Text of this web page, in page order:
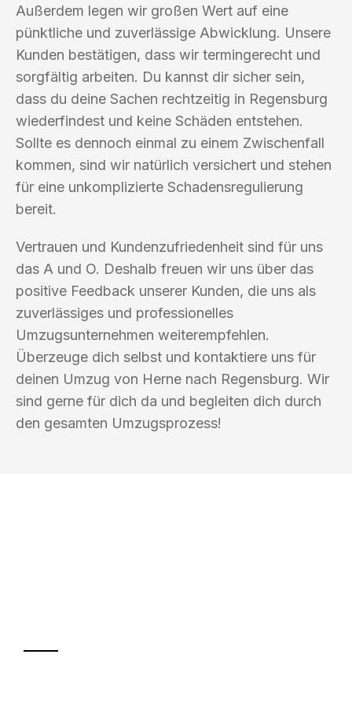
Außerdem legen wir großen Wert auf eine
pünktliche und zuverlässige Abwicklung. Unsere
Kunden bestätigen, dass wir termingerecht und
sorgfältig arbeiten. Du kannst dir sicher sein,
dass du deine Sachen rechtzeitig in Regensburg
wiederfindest und keine Schäden entstehen.
Sollte es dennoch einmal zu einem Zwischenfall
kommen, sind wir natürlich versichert und stehen
für eine unkomplizierte Schadensregulierung
bereit.
Vertrauen und Kundenzufriedenheit sind für uns
das A und O. Deshalb freuen wir uns über das
positive Feedback unserer Kunden, die uns als
zuverlässiges und professionelles
Umzugsunternehmen weiterempfehlen.
Überzeuge dich selbst und kontaktiere uns für
deinen Umzug von Herne nach Regensburg. Wir
sind gerne für dich da und begleiten dich durch
den gesamten Umzugsprozess!